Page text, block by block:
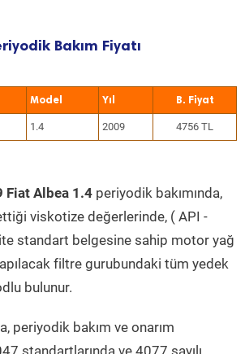
Bakım Fiyatı
Model Yıl
1.4 2009 4756 TL
Fiat Albea 1.4 periyodik bakımında,
viskotize değerlerinde, ( API -
standart belgesine sahip motor yağ
filtre gurubundaki tüm yedek
bulunur.
periyodik bakım ve onarım
standartlarında ve 4077 sayılı